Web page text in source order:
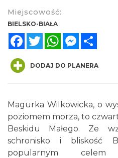
Miejscowość:
BIELSKO-BIAŁA
FacebookTwitterWhatsAppMessenger
DODAJ DO PLANERA
Magurka Wilkowicka, o
poziomem morza, to
Beskidu Małego. Ze
schronisko i bliskość
popularnym celem